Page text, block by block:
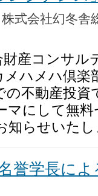
式会社幻冬
財産コンサ
ハメハ倶楽
の不動産投
マにして無
知らせいた
誉学長に